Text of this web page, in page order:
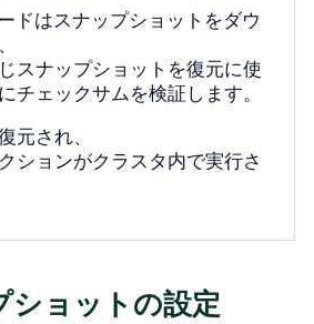
ドはスナップショットをダウ
スナップショットを復元に使
チェックサムを検証します。
元され、
ションがクラスタ内で実行さ
ショットの設定